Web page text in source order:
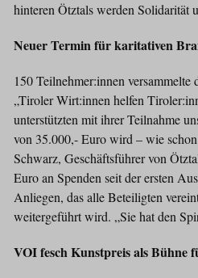
hinteren Ötztals werden Solidarität
Neuer Termin für karitativen
150 Teilnehmer:innen
„Tiroler Wirt:innen helfen
unterstützten mit ihrer Teilnahme
von 35.000,- Euro wird – wie
Schwarz, Geschäftsführer von
Euro an Spenden seit der ersten
Anliegen, das alle Beteiligten
weitergeführt wird. „Sie hat den
VOI fesch Kunstpreis als Bühne